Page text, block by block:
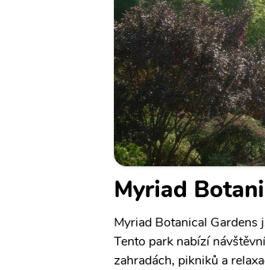
Myriad
Myriad Botanical Gardens
Tento park nabízí
zahradách, pikniků a